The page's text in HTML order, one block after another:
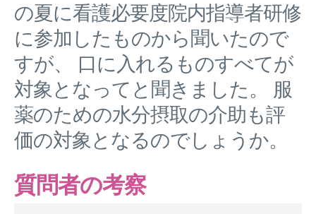
の夏に看護必要度院内指導者研修
に参加したものから聞いたので
すが、 口に入れるものすべてが
対象となってと聞きました。 服
薬のための水分摂取の介助も評
価の対象となるのでしょうか。
質問者の考察